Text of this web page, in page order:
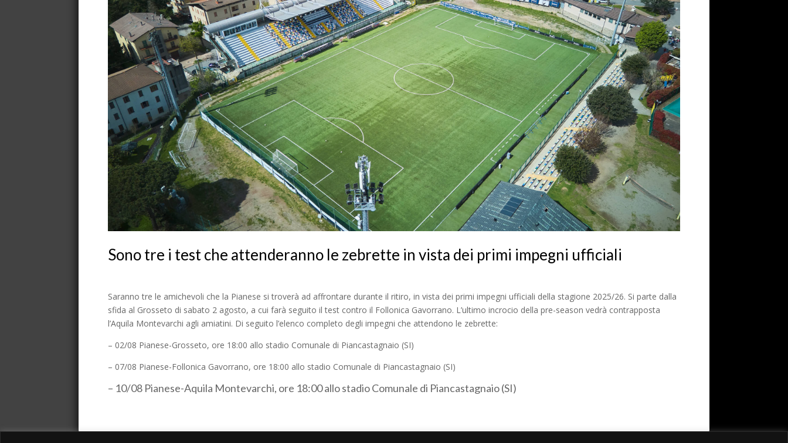
Sono tre i test che attenderanno le zebrette in vista dei primi impegni ufficiali
Saranno tre le amichevoli che la Pianese si troverà ad affrontare durante il ritiro, in vista dei primi impegni ufficiali della stagione 2025/26. Si parte dalla
sfida al Grosseto di sabato 2 agosto, a cui farà seguito il test contro il Follonica Gavorrano. L’ultimo incrocio della pre-season vedrà contrapposta
l’Aquila Montevarchi agli amiatini. Di seguito l’elenco completo degli impegni che attendono le zebrette:
– 02/08 Pianese-Grosseto, ore 18:00 allo stadio Comunale di Piancastagnaio (SI)
– 07/08 Pianese-Follonica Gavorrano, ore 18:00 allo stadio Comunale di Piancastagnaio (SI)
– 10/08 Pianese-Aquila Montevarchi, ore 18:00 allo stadio Comunale di Piancastagnaio (SI)